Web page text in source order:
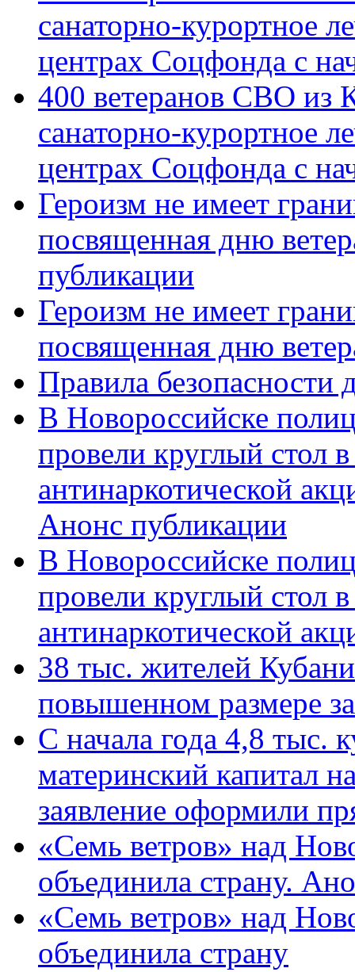
санаторно-курортное
центрах Соцфонда с
400 ветеранов СВО из
санаторно-курортное
центрах Соцфонда с
Героизм не имеет
посвященная дню
публикации
Героизм не имеет
посвященная дню
Правила безопасности
В Новороссийске
провели круглый стол
антинаркотической
Анонс публикации
В Новороссийске
провели круглый стол
антинаркотической
38 тыс. жителей
повышенном размере
С начала года 4,8 тыс.
материнский капитал
заявление оформили
«Семь ветров» над
объединила страну.
«Семь ветров» над
объединила страну